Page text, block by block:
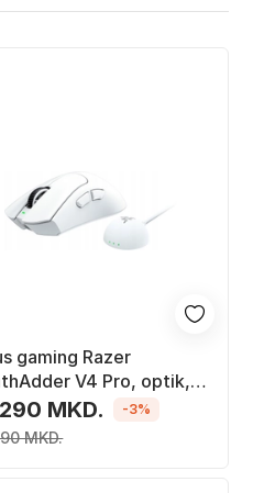
gaming Razer
V4 Pro, optik,
i bardhë
MKD.
MKD.
-3%